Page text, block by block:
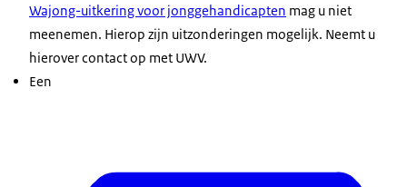
Wajong-uitkering voor jonggehandicapten mag u niet
meenemen. Hierop zijn uitzonderingen mogelijk. Neemt u
hierover contact op met UWV.
Een